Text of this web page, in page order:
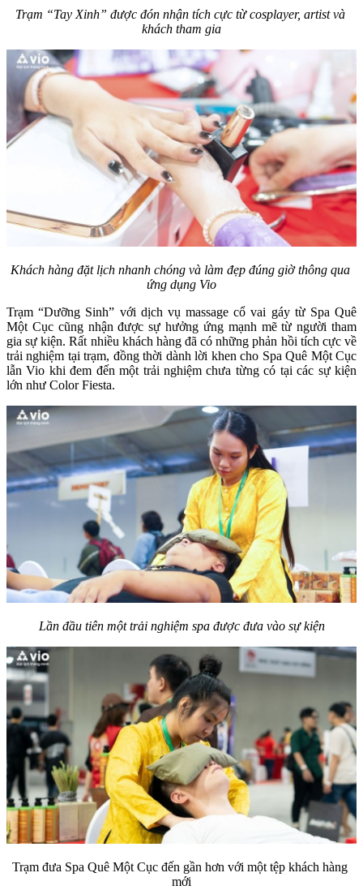
Trạm “Tay Xinh” được đón nhận tích cực từ cosplayer, artist và
khách tham gia
Khách hàng đặt lịch nhanh chóng và làm đẹp đúng giờ thông qua
ứng dụng Vio
Trạm “Dưỡng Sinh” với dịch vụ massage cổ vai gáy từ Spa Quê
Một Cục cũng nhận được sự hưởng ứng mạnh mẽ từ người tham
gia sự kiện. Rất nhiều khách hàng đã có những phản hồi tích cực về
trải nghiệm tại trạm, đồng thời dành lời khen cho Spa Quê Một Cục
lẫn Vio khi đem đến một trải nghiệm chưa từng có tại các sự kiện
lớn như Color Fiesta.
Lần đầu tiên một trải nghiệm spa được đưa vào sự kiện
Trạm đưa Spa Quê Một Cục đến gần hơn với một tệp khách hàng
mới